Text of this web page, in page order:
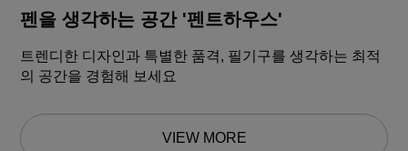
펜을 생각하는 공간 '펜트하우스'
트렌디한 디자인과 특별한 품격, 필기구를 생각하는 최적
의 공간을 경험해 보세요
VIEW MORE